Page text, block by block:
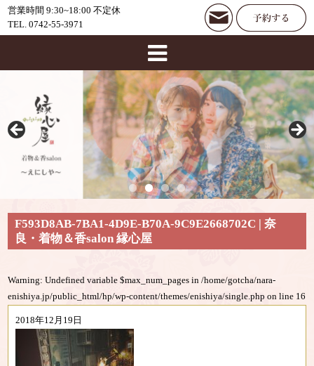
営業時間 9:30~18:00 不定休
TEL. 0742-55-3971
F593D8AB-7BA1-4D9E-B70A-9C9E2668702C | 奈
良・着物＆香salon 縁心屋
Warning: Undefined variable $max_num_pages in/home/gotcha/nara-
enishiya.jp/public_html/hp/wp-content/themes/enishiya/single.php on line 16
2018年12月19日